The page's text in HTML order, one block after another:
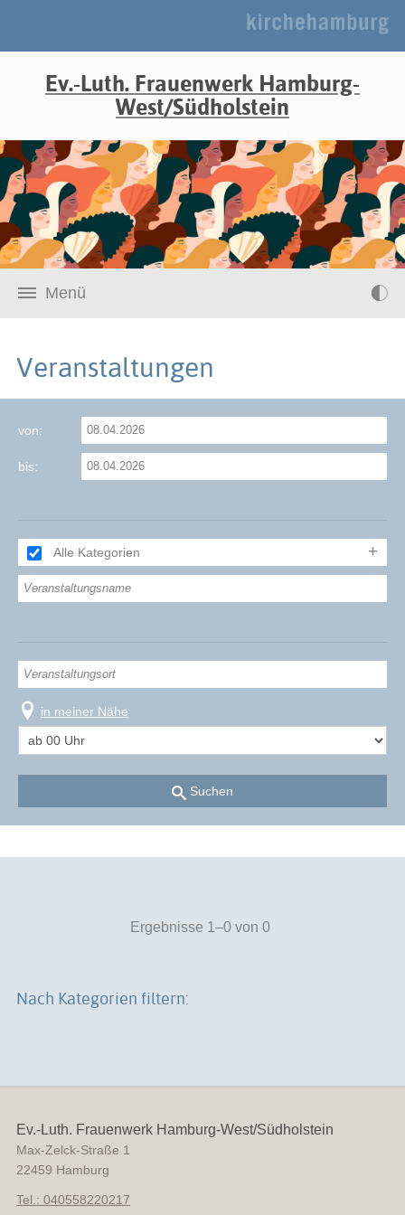
Ev.-Luth. Frauenwerk Hamburg-
West/Südholstein
Menü
Veranstaltungen
von:
bis:
Alle Kategorien
in meiner Nähe
Suchen
Ergebnisse 1–0 von 0
Nach Kategorien filtern:
Ev.-Luth. Frauenwerk Hamburg-West/Südholstein
Max-Zelck-Straße 1
22459 Hamburg
Tel.: 040558220217